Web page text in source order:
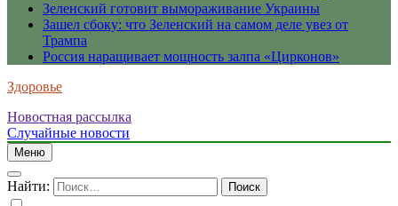
Зеленский готовит вымораживание Украины
Зашел сбоку: что Зеленский на самом деле увез от
Трампа
Россия наращивает мощность залпа «Цирконов»
Здоровье
Новостная рассылка
Случайные новости
Меню
Найти: